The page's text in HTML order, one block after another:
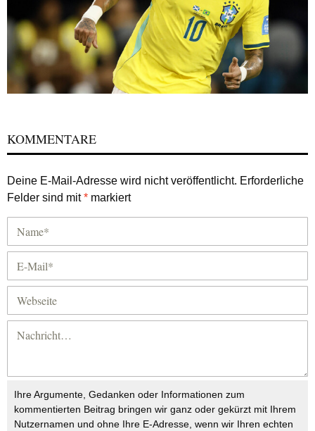
KOMMENTARE
Deine E-Mail-Adresse wird nicht veröffentlicht. Erforderliche
Felder sind mit* markiert
Ihre Argumente, Gedanken oder Informationen zum
kommentierten Beitrag bringen wir ganz oder gekürzt mit Ihrem
Nutzernamen und ohne Ihre E-Adresse, wenn wir Ihren echten